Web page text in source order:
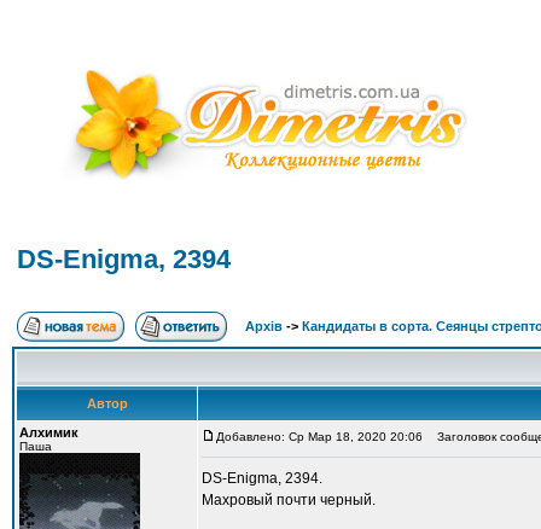
DS-Enigma, 2394
Архів -> Кандидаты в сорта. Сеянцы
Автор
Алхимик
Паша
Добавлено: Ср Мар 18, 2020 20:06 Заголовок
DS-Enigma, 2394.
Махровый почти черный.